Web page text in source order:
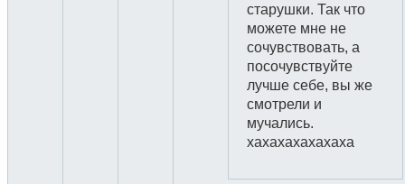
старушки. Так что
можете мне не
сочувствовать, а
посочувствуйте
лучше себе, вы же
смотрели и
мучались.
хахахахахахаха